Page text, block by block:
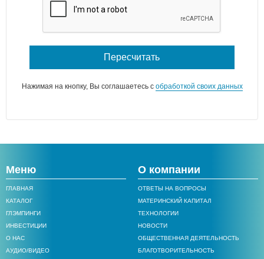
Пересчитать
Нажимая на кнопку, Вы соглашаетесь с обработкой своих данных
Меню
ГЛАВНАЯ
КАТАЛОГ
ГЛЭМПИНГИ
ИНВЕСТИЦИИ
О НАС
АУДИО/ВИДЕО
О компании
ОТВЕТЫ НА ВОПРОСЫ
МАТЕРИНСКИЙ КАПИТАЛ
ТЕХНОЛОГИИ
НОВОСТИ
ОБЩЕСТВЕННАЯ ДЕЯТЕЛЬНОСТЬ
БЛАГОТВОРИТЕЛЬНОСТЬ